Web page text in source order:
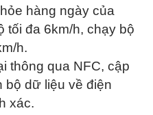
hàng ngày của
tối đa 6km/h, chạy bộ
h.
thông qua NFC, cập
bộ dữ liệu về điện
xác.